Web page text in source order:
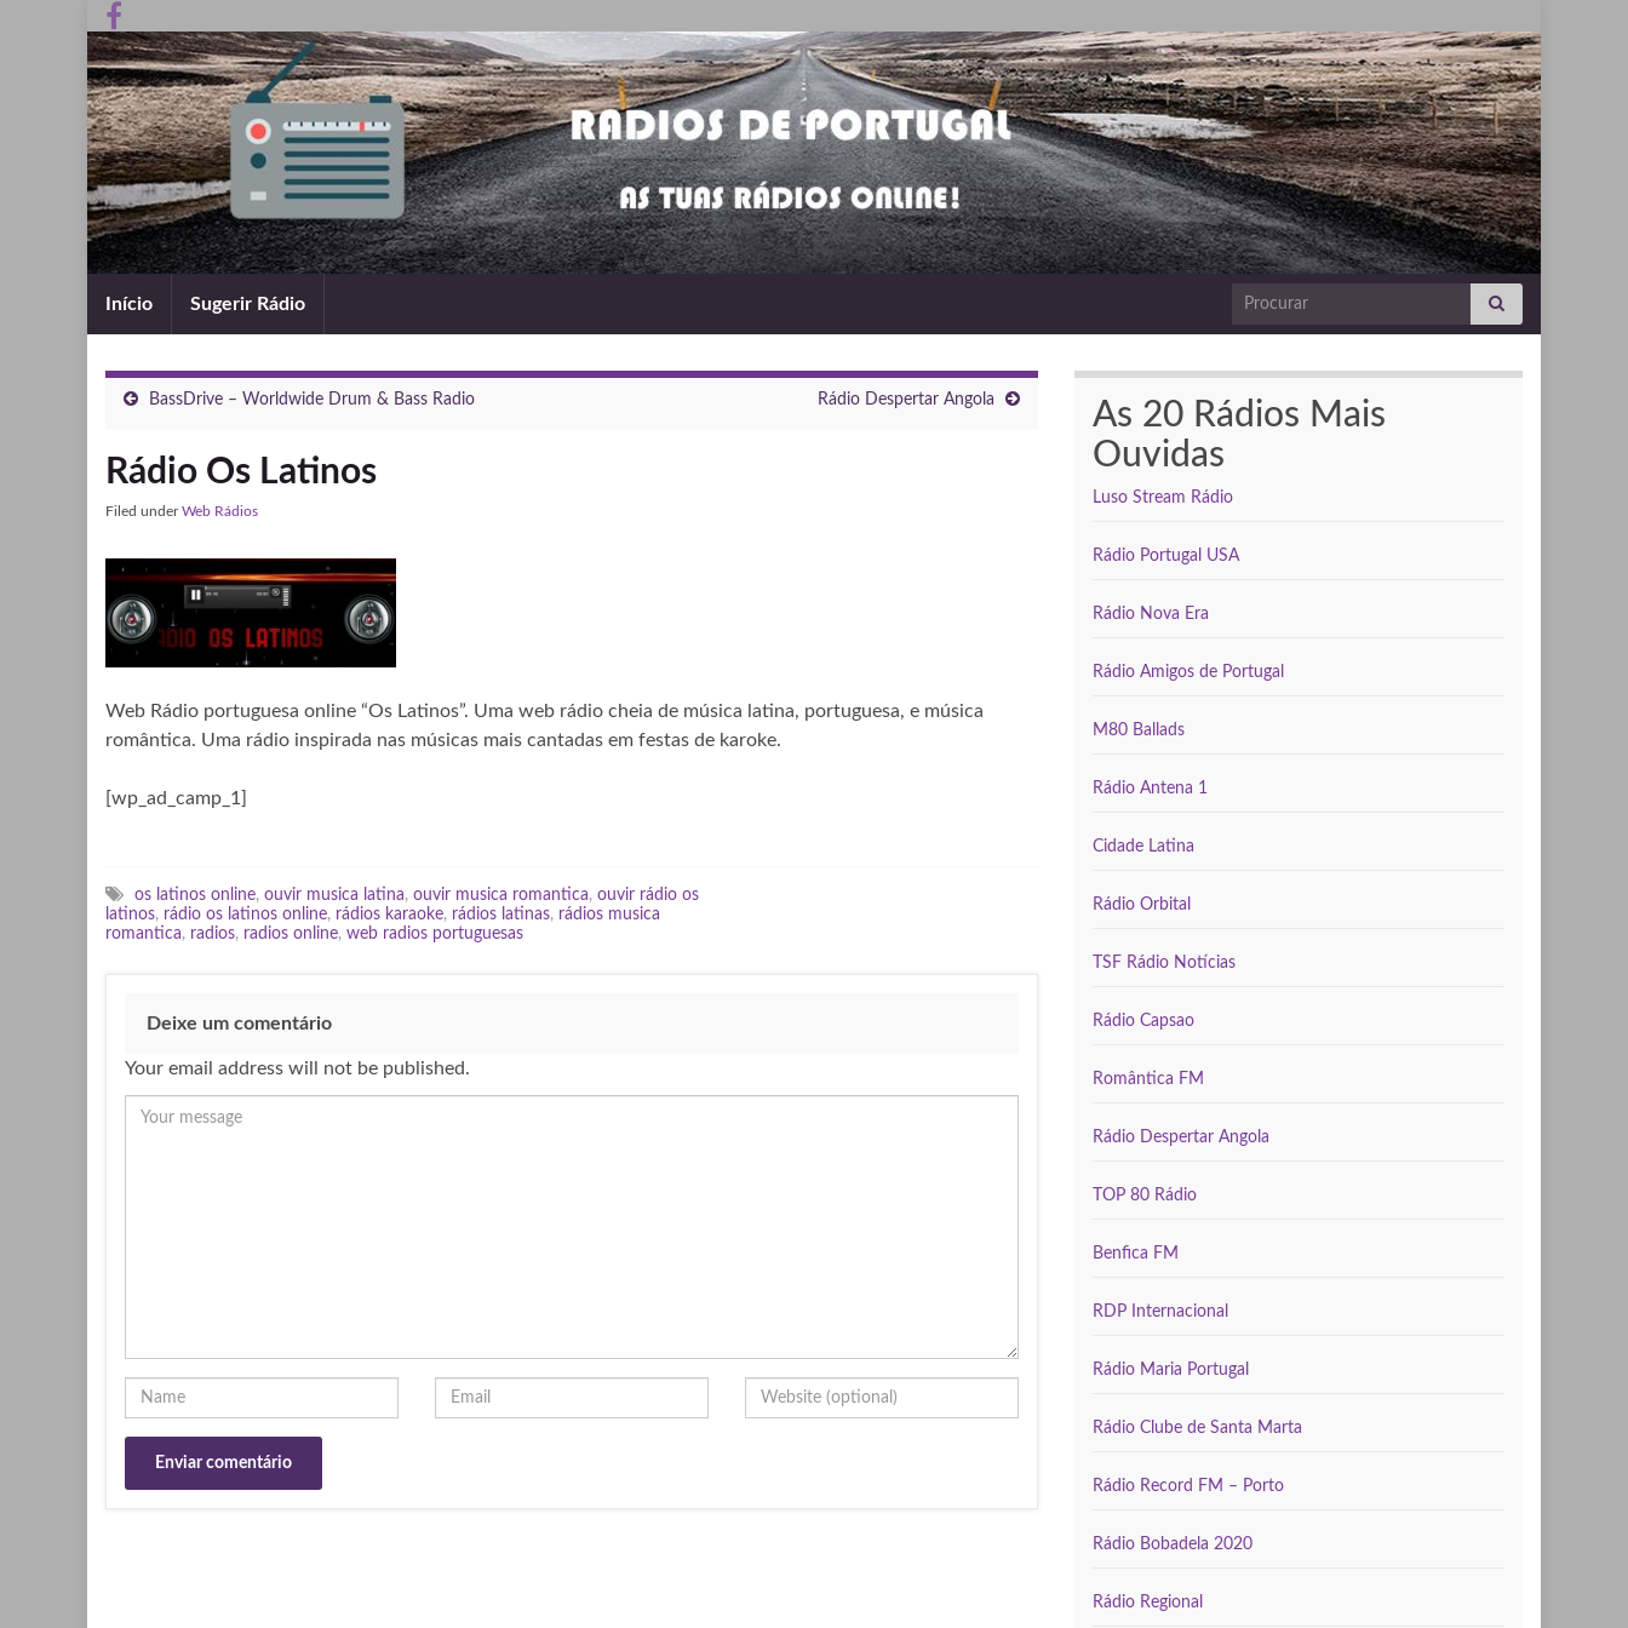
Início Sugerir Rádio Search for:
BassDrive – Worldwide Drum & Bass Radio Rádio Despertar Angola
Rádio Os Latinos
Filed underWeb Rádios
Web Rádio portuguesa online “Os Latinos”. Uma web rádio cheia de música latina, portuguesa, e música
romântica. Uma rádio inspirada nas músicas mais cantadas em festas de karoke.
[wp_ad_camp_1]
os latinos online, ouvir musica latina, ouvir musica romantica, ouvir rádio os
latinos, rádio os latinos online, rádios karaoke, rádios latinas, rádios musica
romantica, radios, radios online, web radios portuguesas
Deixe um comentário
Your email address will not be published.
As 20 Rádios Mais
Ouvidas
Luso Stream Rádio
Rádio Portugal USA
Rádio Nova Era
Rádio Amigos de Portugal
M80 Ballads
Rádio Antena 1
Cidade Latina
Rádio Orbital
TSF Rádio Notícias
Rádio Capsao
Romântica FM
Rádio Despertar Angola
TOP 80 Rádio
Benfica FM
RDP Internacional
Rádio Maria Portugal
Rádio Clube de Santa Marta
Rádio Record FM – Porto
Rádio Bobadela 2020
Rádio Regional